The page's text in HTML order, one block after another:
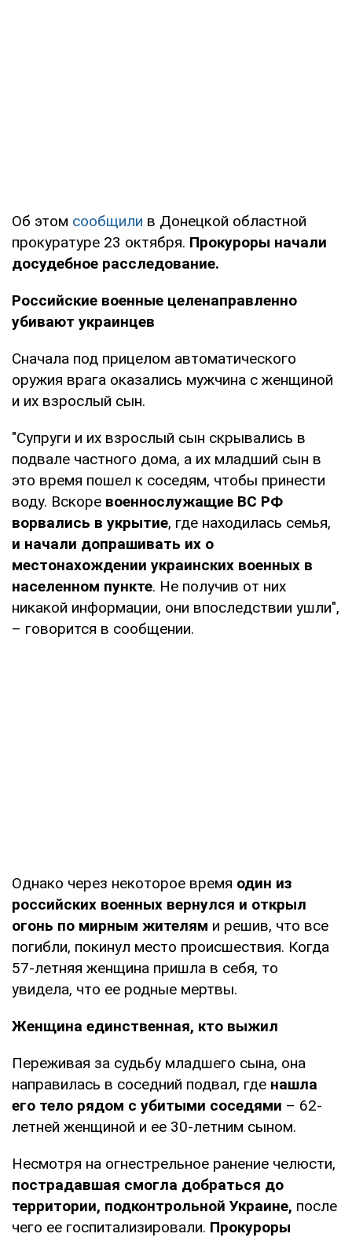
Об этом сообщили в Донецкой областной
прокуратуре 23 октября. Прокуроры начали
досудебное расследование.
Российские военные целенаправленно
убивают украинцев
Сначала под прицелом автоматического
оружия врага оказались мужчина с женщиной
и их взрослый сын.
"Супруги и их взрослый сын скрывались в
подвале частного дома, а их младший сын в
это время пошел к соседям, чтобы принести
воду. Вскоре военнослужащие ВС РФ
ворвались в укрытие, где находилась семья,
и начали допрашивать их о
местонахождении украинских военных в
населенном пункте. Не получив от них
никакой информации, они впоследствии ушли",
– говорится в сообщении.
Однако через некоторое время один из
российских военных вернулся и открыл
огонь по мирным жителям и решив, что все
погибли, покинул место происшествия. Когда
57-летняя женщина пришла в себя, то
увидела, что ее родные мертвы.
Женщина единственная, кто выжил
Переживая за судьбу младшего сына, она
направилась в соседний подвал, где нашла
его тело рядом с убитыми соседями – 62-
летней женщиной и ее 30-летним сыном.
Несмотря на огнестрельное ранение челюсти,
пострадавшая смогла добраться до
территории, подконтрольной Украине, после
чего ее госпитализировали. Прокуроры